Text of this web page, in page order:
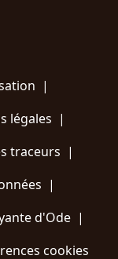
|
légales |
traceurs |
|
d'Ode |
cookies